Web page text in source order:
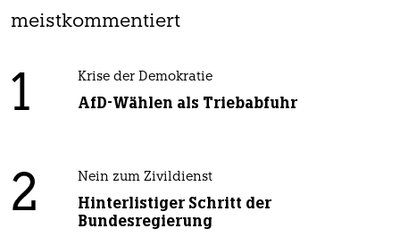
meistkommentiert
1 Krise der Demokratie
AfD-Wählen als Triebabfuhr
2 Nein zum Zivildienst
Hinterlistiger Schritt der
Bundesregierung